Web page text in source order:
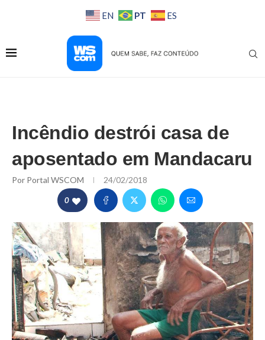
EN PT ES
Incêndio destrói casa de
aposentado em Mandacaru
Por Portal WSCOM 24/02/2018
0